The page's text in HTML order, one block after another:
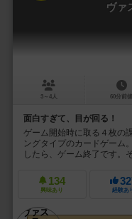
ヴァ
3～4人 60分前後
面白すぎて、目が回る！
ゲーム開始時に取る４枚の
ングタイプのカードゲーム
したら、ゲーム終了です。
134
興味あり 経験あり